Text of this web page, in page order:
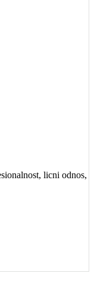
licni odnos,